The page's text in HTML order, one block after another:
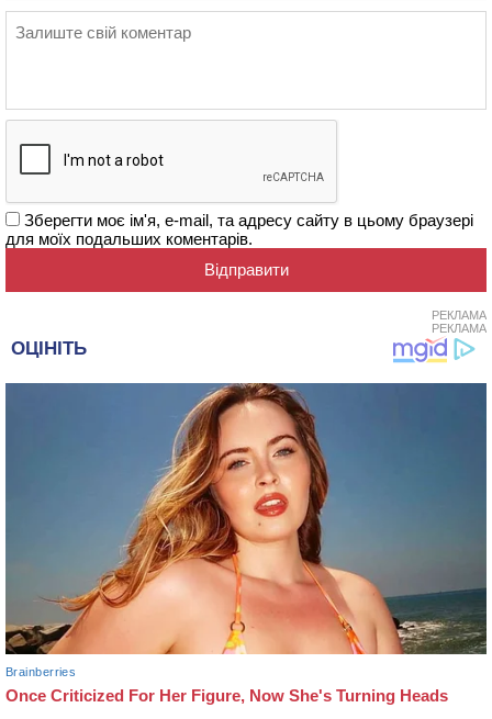
Зберегти моє ім'я, e-mail, та адресу сайту в цьому браузері
для моїх подальших коментарів.
РЕКЛАМА
РЕКЛАМА